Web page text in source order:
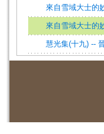
來自雪域大士的
來自雪域大士的
慧光集(十九) --